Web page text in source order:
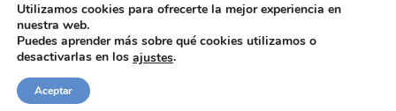
Utilizamos cookies para ofrecerte la mejor experiencia en
nuestra web.
Puedes aprender más sobre qué cookies utilizamos o
desactivarlas en los ajustes.
Aceptar